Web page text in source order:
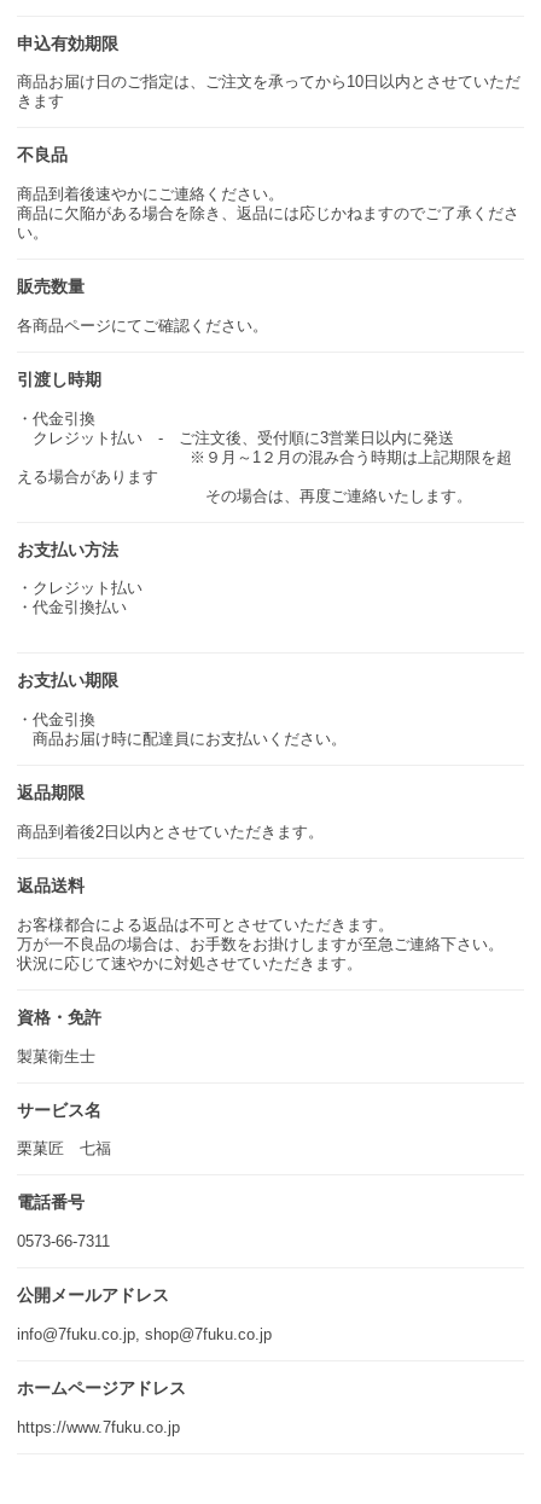
申込有効期限
商品お届け日のご指定は、ご注文を承ってから10日以内とさせていただ
きます
不良品
商品到着後速やかにご連絡ください。
商品に欠陥がある場合を除き、返品には応じかねますのでご了承くださ
い。
販売数量
各商品ページにてご確認ください。
引渡し時期
・代金引換
クレジット払い - ご注文後、受付順に3営業日以内に発送
※９月～1２月の混み合う時期は上記期限を超
える場合があります
その場合は、再度ご連絡いたします。
お支払い方法
・クレジット払い
・代金引換払い
お支払い期限
・代金引換
商品お届け時に配達員にお支払いください。
返品期限
商品到着後2日以内とさせていただきます。
返品送料
お客様都合による返品は不可とさせていただきます。
万が一不良品の場合は、お手数をお掛けしますが至急ご連絡下さい。
状況に応じて速やかに対処させていただきます。
資格・免許
製菓衛生士
サービス名
栗菓匠 七福
電話番号
0573-66-7311
公開メールアドレス
info@7fuku.co.jp, shop@7fuku.co.jp
ホームページアドレス
https://www.7fuku.co.jp